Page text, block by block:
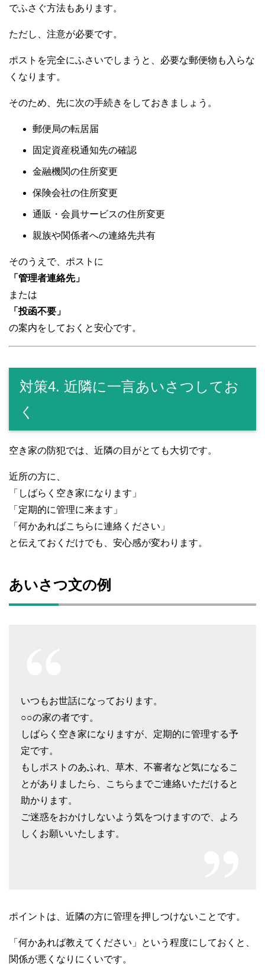
でふさぐ方法もあります。
ただし、注意が必要です。
ポストを完全にふさいでしまうと、必要な郵便物も入らな
くなります。
そのため、先に次の手続きをしておきましょう。
郵便局の転居届
固定資産税通知先の確認
金融機関の住所変更
保険会社の住所変更
通販・会員サービスの住所変更
親族や関係者への連絡先共有
そのうえで、ポストに
「管理者連絡先」
または
「投函不要」
の案内をしておくと安心です。
対策4. 近隣に一言あいさつしてお
く
空き家の防犯では、近隣の目がとても大切です。
近所の方に、
「しばらく空き家になります」
「定期的に管理に来ます」
「何かあればこちらに連絡ください」
と伝えておくだけでも、安心感が変わります。
あいさつ文の例
いつもお世話になっております。
○○の家の者です。
しばらく空き家になりますが、定期的に管理する予
定です。
もしポストのあふれ、草木、不審者など気になるこ
とがありましたら、こちらまでご連絡いただけると
助かります。
ご迷惑をおかけしないよう気をつけますので、よろ
しくお願いいたします。
ポイントは、近隣の方に管理を押しつけないことです。
「何かあれば教えてください」という程度にしておくと、
関係が悪くなりにくいです。